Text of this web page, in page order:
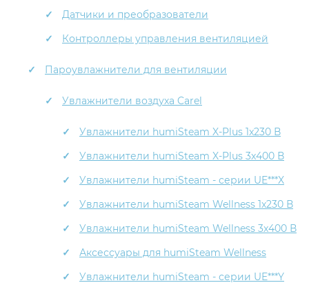
Датчики и преобразователи
Контроллеры управления вентиляцией
Пароувлажнители для вентиляции
Увлажнители воздуха Carel
Увлажнители humiSteam X-Plus 1x230 В
Увлажнители humiSteam X-Plus 3x400 В
Увлажнители humiSteam - серии UE***X
Увлажнители humiSteam Wellness 1x230 В
Увлажнители humiSteam Wellness 3x400 В
Аксессуары для humiSteam Wellness
Увлажнители humiSteam - серии UE***Y